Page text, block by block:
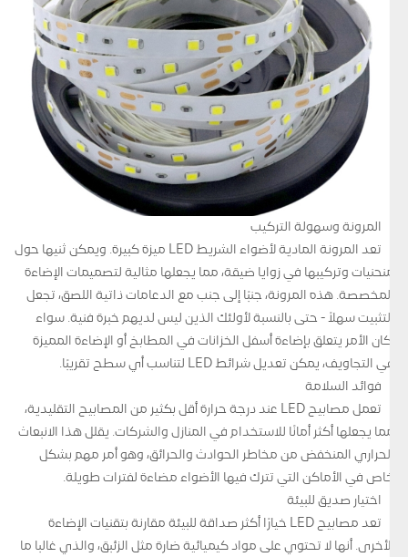
المرونة وسهولة التركيب
تعد المرونة المادية لأضواء الشريط LED ميزة كبيرة. ويمكن ثنيها حول
منحنيات وتركيبها في زوايا ضيقة، مما يجعلها مثالية لتصميمات الإضاءة
المخصصة. هذه المرونة، جنبًا إلى جنب مع الدعامات ذاتية اللصق، تجعل
التثبيت سهلاً - حتى بالنسبة لأولئك الذين ليس لديهم خبرة فنية. سواء
أكان الأمر يتعلق بإضاءة أسفل الخزانات في المطابخ أو الإضاءة المميزة
في التجاويف، يمكن تعديل شرائط LED لتناسب أي سطح تقريبًا.
فوائد السلامة
تعمل مصابيح LED عند درجة حرارة أقل بكثير من المصابيح التقليدية،
مما يجعلها أكثر أمانًا للاستخدام في المنازل والشركات. يقلل هذا الانبعاث
الحراري المنخفض من مخاطر الحوادث والحرائق، وهو أمر مهم بشكل
خاص في الأماكن التي تترك فيها الأضواء مضاءة لفترات طويلة.
اختيار صديق للبيئة
تعد مصابيح LED خيارًا أكثر صداقة للبيئة مقارنة بتقنيات الإضاءة
الأخرى. أنها لا تحتوي على مواد كيميائية ضارة مثل الزئبق، والذي غالبا ما